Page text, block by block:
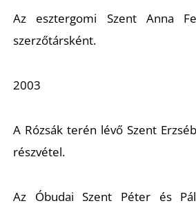
Az esztergomi Szent Anna
szerzőtársként.
2003
A Rózsák terén lévő Szent
részvétel.
Az Óbudai Szent Péter és